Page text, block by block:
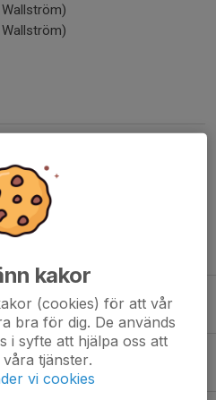
2027
Akademin 25/26
kakor
(cookies) för att vår
bra för dig. De används
i syfte att hjälpa oss att
tjänster.
vi cookies